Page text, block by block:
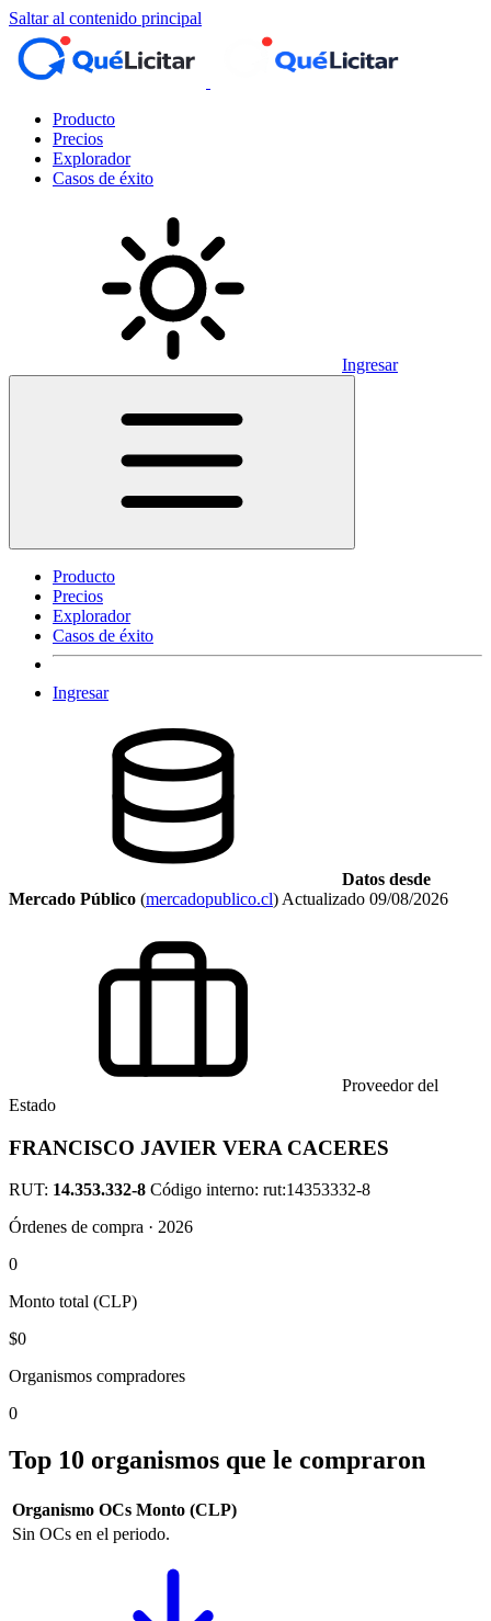
Saltar al contenido principal
Producto
Precios
Explorador
Casos de éxito
Ingresar
Producto
Precios
Explorador
Casos de éxito
Ingresar
Datos desde
Mercado Público (mercadopublico.cl) Actualizado 09/08/2026
Proveedor del
Estado
FRANCISCO JAVIER VERA CACERES
RUT: 14.353.332-8 Código interno: rut:14353332-8
Órdenes de compra · 2026
0
Monto total (CLP)
$0
Organismos compradores
0
Top 10 organismos que le compraron
Organismo OCs Monto (CLP)
Sin OCs en el periodo.